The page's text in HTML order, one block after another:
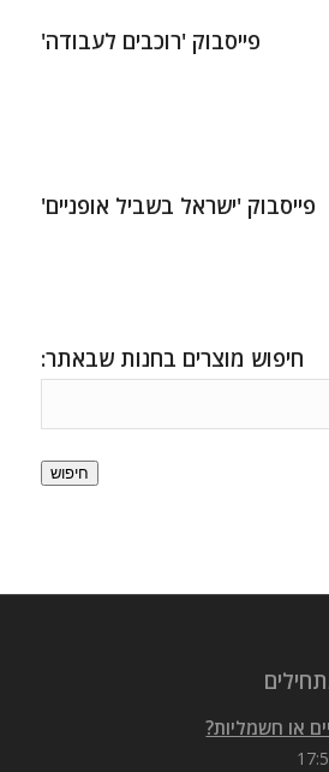
פייסבוק 'רוכבים לעבודה'
פייסבוק 'ישראל בשביל אופניים'
חיפוש מוצרים בחנות שבאתר:
חיפוש
או חשמליות?